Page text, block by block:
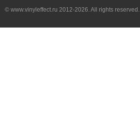
© www.vinyleffect.ru 2012-2026. All rights reserved.